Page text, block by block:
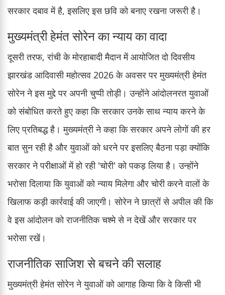
सरकार दबाव में है, इसलिए इस छवि को बनाए रखना जरूरी है।
मुख्यमंत्री हेमंत सोरेन का न्याय का वादा
दूसरी तरफ, रांची के मोरहाबादी मैदान में आयोजित दो दिवसीय
झारखंड आदिवासी महोत्सव 2026 के अवसर पर मुख्यमंत्री हेमंत
सोरेन ने इस मुद्दे पर अपनी चुप्पी तोड़ी। उन्होंने आंदोलनरत युवाओं
को संबोधित करते हुए कहा कि सरकार उनके साथ न्याय करने के
लिए प्रतिबद्ध है। मुख्यमंत्री ने कहा कि सरकार अपने लोगों की हर
बात सुन रही है और युवाओं को धरने पर इसलिए बैठना पड़ा क्योंकि
सरकार ने परीक्षाओं में हो रही 'चोरी' को पकड़ लिया है। उन्होंने
भरोसा दिलाया कि युवाओं को न्याय मिलेगा और चोरी करने वालों के
खिलाफ कड़ी कार्रवाई की जाएगी। सोरेन ने छात्रों से अपील की कि
वे इस आंदोलन को राजनीतिक चश्मे से न देखें और सरकार पर
भरोसा रखें।
राजनीतिक साजिश से बचने की सलाह
मुख्यमंत्री हेमंत सोरेन ने युवाओं को आगाह किया कि वे किसी भी